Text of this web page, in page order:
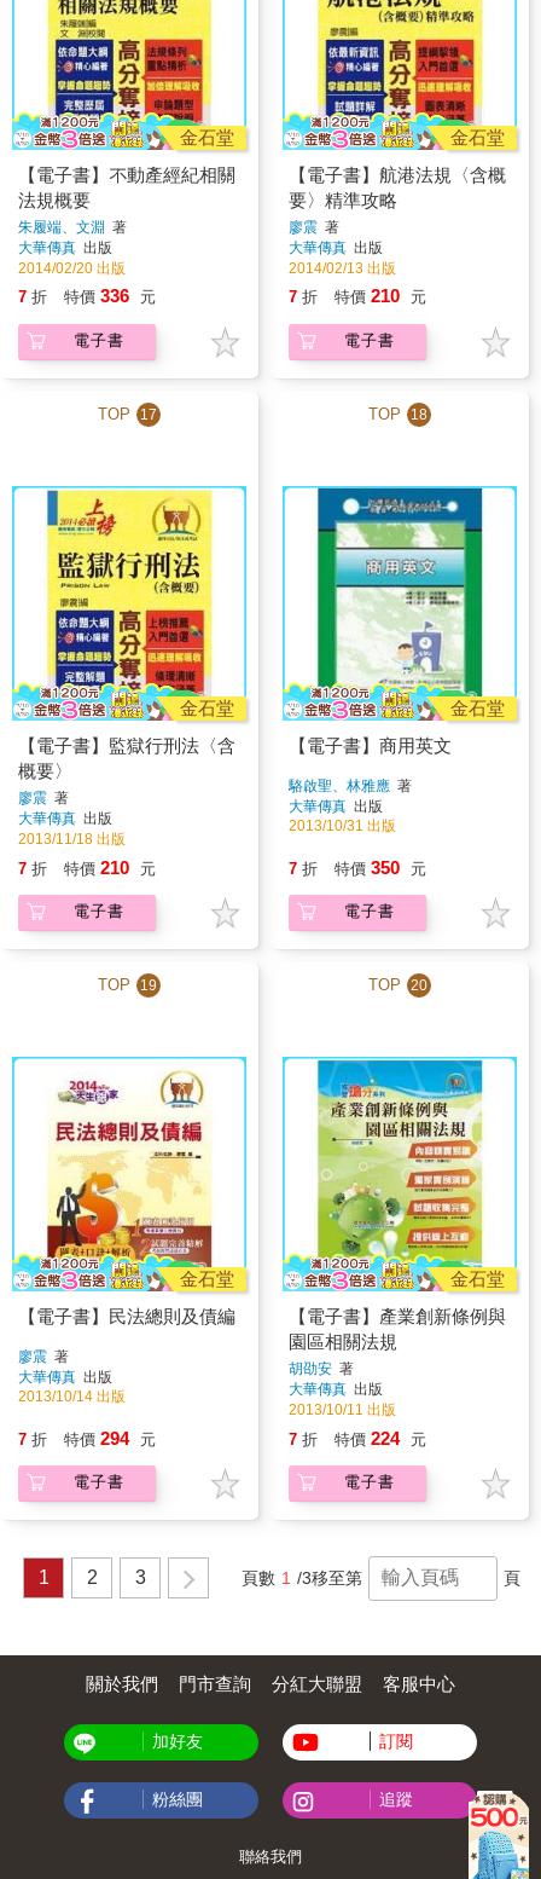
金石堂
【電子書】不動產經紀相關
法規概要
朱履端、文淵 著
大華傳真 出版
2014/02/20 出版
7 折 特價 336 元
電子書
金石堂
【電子書】航港法規〈含概
要〉精準攻略
廖震 著
大華傳真 出版
2014/02/13 出版
7 折 特價 210 元
電子書
TOP 17
金石堂
【電子書】監獄行刑法〈含
概要〉
廖震 著
大華傳真 出版
2013/11/18 出版
7 折 特價 210 元
電子書
TOP 18
金石堂
【電子書】商用英文
駱啟聖、林雅應 著
大華傳真 出版
2013/10/31 出版
7 折 特價 350 元
電子書
TOP 19
金石堂
【電子書】民法總則及債編
廖震 著
大華傳真 出版
2013/10/14 出版
7 折 特價 294 元
電子書
TOP 20
金石堂
【電子書】產業創新條例與
園區相關法規
胡劭安 著
大華傳真 出版
2013/10/11 出版
7 折 特價 224 元
電子書
1 2 3 頁數 1 /3移至第 頁
關於我們 門市查詢 分紅大聯盟 客服中心
加好友 訂閱
粉絲團 追蹤
聯絡我們